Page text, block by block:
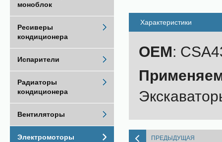
Характеристики
OEM:
ПРЕДЫДУЩАЯ
моноблок
Ресиверы
кондиционера
Испарители
Радиаторы
кондиционера
Вентиляторы
Электромоторы